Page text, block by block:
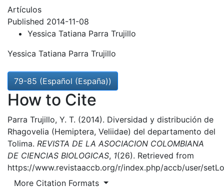
Artículos
Published 2014-11-08
Yessica Tatiana Parra Trujillo
Yessica Tatiana Parra Trujillo
79-85 (Español (España))
How to Cite
Parra Trujillo, Y. T. (2014). Diversidad y distribución de
Rhagovelia (Hemiptera, Veliidae) del departamento del
Tolima. REVISTA DE LA ASOCIACION COLOMBIANA
DE CIENCIAS BIOLOGICAS, 1(26). Retrieved from
https://www.revistaaccb.org/r/index.php/accb/user/
More Citation Formats